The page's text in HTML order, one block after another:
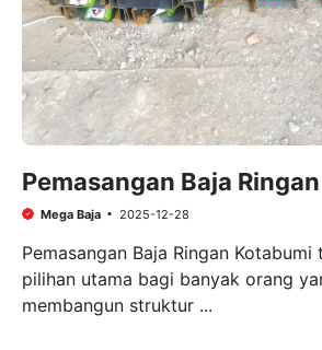
Pemasangan Baja
Mega Baja 2025-12-28
Pemasangan Baja Ringan Kotabumi
pilihan utama bagi banyak orang
membangun struktur ...